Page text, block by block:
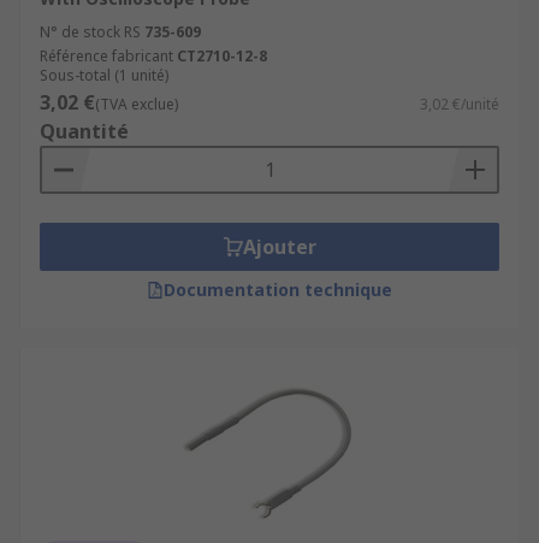
N° de stock RS 735-609
Référence fabricant CT2710-12-8
Sous-total (1 unité)
3,02 €(TVA exclue) 3,02 €/unité
Quantité
Ajouter
Documentation technique